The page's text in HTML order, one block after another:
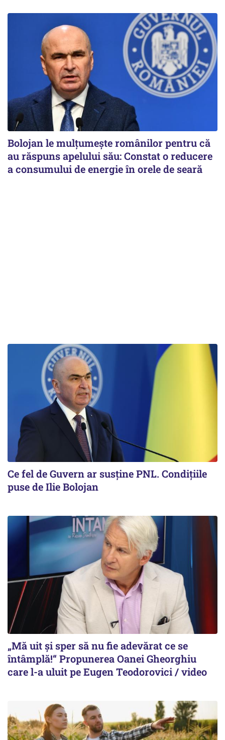
Bolojan le mulțumește românilor pentru că
au răspuns apelului său: Constat o reducere
a consumului de energie în orele de seară
Ce fel de Guvern ar susține PNL. Condițiile
puse de Ilie Bolojan
„Mă uit și sper să nu fie adevărat ce se
întâmplă!“ Propunerea Oanei Gheorghiu
care l-a uluit pe Eugen Teodorovici / video